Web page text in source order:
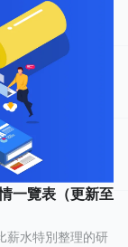
一覽表（更新至